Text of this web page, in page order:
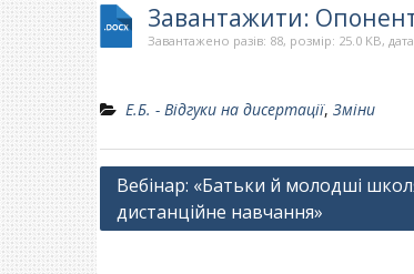
Завантажити:
Завантажено разів: 88, розмір: 25.0 KB,
Е.Б. - Відгуки на дисертації, Зміни
Навігація
записів
Вебінар: «Батьки й молодші
дистанційне навчання»